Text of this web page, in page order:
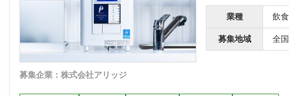
募集企業：株式会社アリッジ
業種 飲
募集地域 全国